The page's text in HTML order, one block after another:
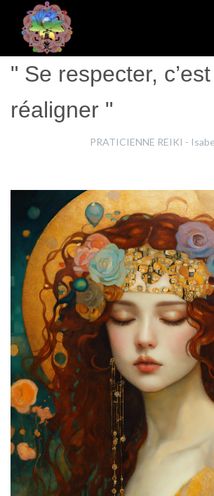
" Se respecter,
réaligner "
PRATICIENNE REIKI -